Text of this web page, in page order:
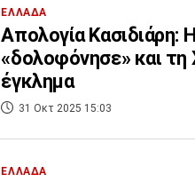
ΕΛΛΑΔΑ
Απολογία Κασιδιάρη:
«δολοφόνησε» και τη
έγκλημα
31 Οκτ 2025 15:03
ΕΛΛΑΔΑ